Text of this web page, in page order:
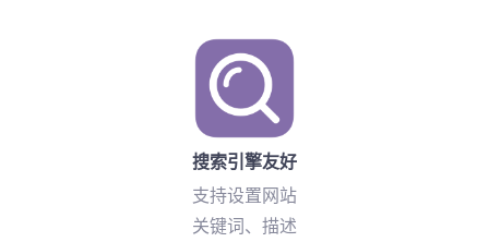
搜索引擎友好
支持设置网站
关键词、描述